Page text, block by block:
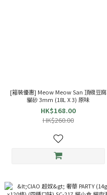
[箱裝優惠] Meow Meow San 頂級豆腐
貓砂 3mm (18L X 3) 原味
HK$168.00
HK$260.00